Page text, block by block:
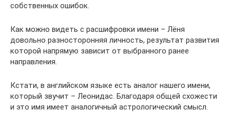
собственных ошибок.
Как можно видеть с расшифровки имени – Лёня
довольно разносторонняя личность, результат развития
которой напрямую зависит от выбранного ранее
направления.
Кстати, в английском языке есть аналог нашего имени,
который звучит – Леонидас. Благодаря общей схожести
и это имя имеет аналогичный астрологический смысл.